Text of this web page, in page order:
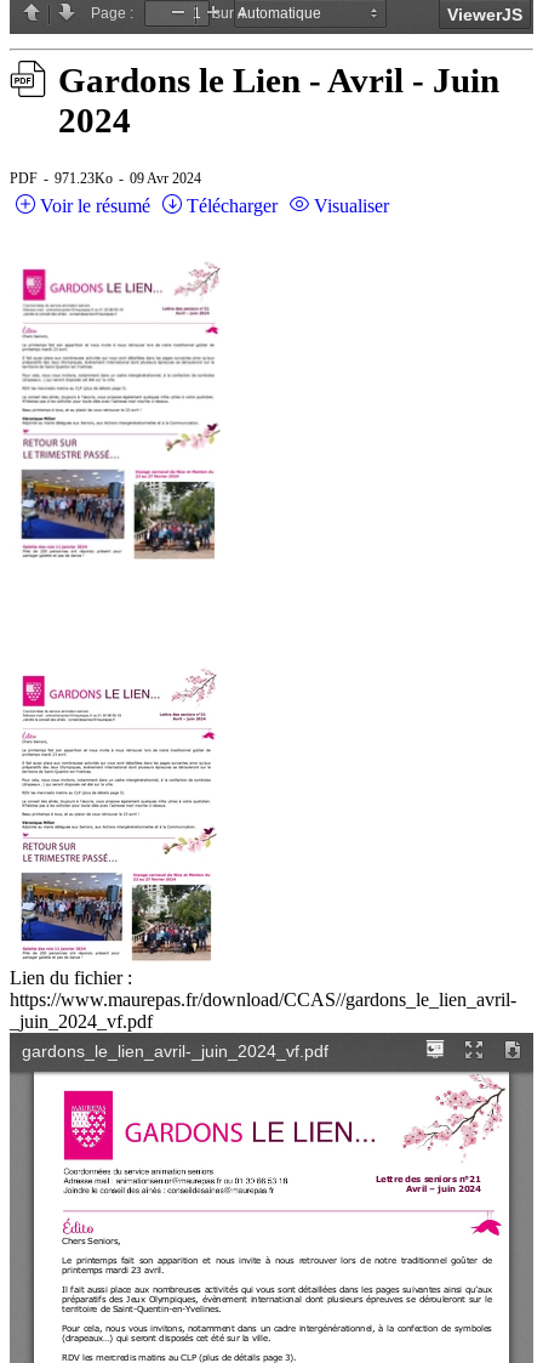
Gardons le Lien - Avril - Juin
2024
PDF 971.23Ko 09 Avr 2024
Voir le résumé Télécharger Visualiser
Lien du fichier :
https://www.maurepas.fr/download/CCAS//gardons_le_lien_avril-
_juin_2024_vf.pdf